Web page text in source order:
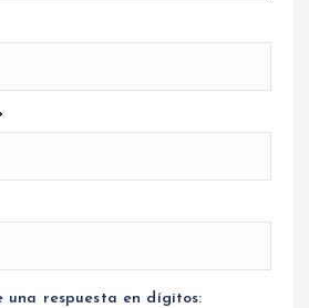
una respuesta en dígitos: